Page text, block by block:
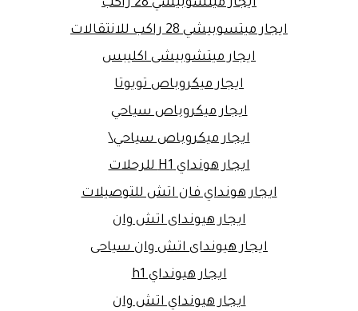
ايجار ميتسوبيشي 28 راكب
ايجار ميتسوبيشي 28 راكب للانتقالات
ايجار ميتشوبيشى اكليبس
ايجار ميكروباص تويوتا
ايجار ميكروباص سياحي
ايجار ميكروباص سياحي\
ايجار هونداي H1 للرحلات
ايجار هونداي فان اتش للتوصيلات
ايجار هيونداى اتش وان
ايجار هيونداى اتش وان سياحى
ايجار هيونداي h1
ايجار هيونداي اتش وان